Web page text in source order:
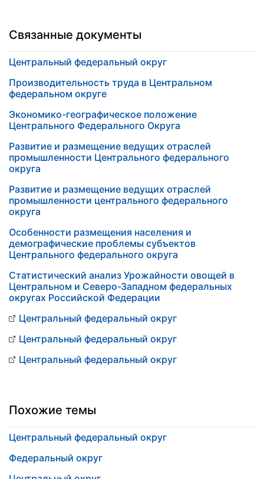
Связанные документы
Центральный федеральный округ
Производительность труда в Центральном
федеральном округе
Экономико-географическое положение
Центрального Федерального Округа
Развитие и размещение ведущих отраслей
промышленности Центрального федерального
округа
Развитие и размещение ведущих отраслей
промышленности центрального федерального
округа
Особенности размещения населения и
демографические проблемы субъектов
Центрального федерального округа
Статистический анализ Урожайности овощей в
Центральном и Северо-Западном федеральных
округах Российской Федерации
Центральный федеральный округ
Центральный федеральный округ
Центральный федеральный округ
Похожие темы
Центральный федеральный округ
Федеральный округ